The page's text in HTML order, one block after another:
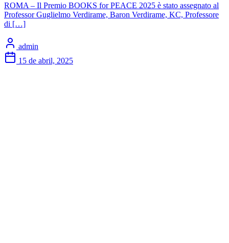
ROMA – Il Premio BOOKS for PEACE 2025 è stato assegnato al
Professor Guglielmo Verdirame, Baron Verdirame, KC, Professore
di […]
admin
15 de abril, 2025